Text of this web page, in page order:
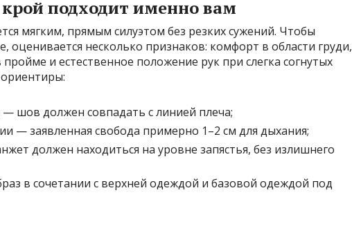
подходит именно вам
мягким, прямым силуэтом без резких сужений. Чтобы
оценивается несколько признаков: комфорт в области груди,
и естественное положение рук при слегка согнутых
— шов должен совпадать с линией плеча;
— заявленная свобода примерно 1–2 см для дыхания;
должен находиться на уровне запястья, без излишнего
в сочетании с верхней одеждой и базовой одеждой под